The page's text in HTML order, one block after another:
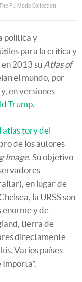
PJ Mode Collection
política y
para la crítica y
2013 su Atlas of
el mundo, por
y, en versiones
Trump.
atlas tory del
de los autores
Image. Su objetivo
en lugar de
la URSS son
enorme y de
tierra de
directamente
Varios países
Importa”.